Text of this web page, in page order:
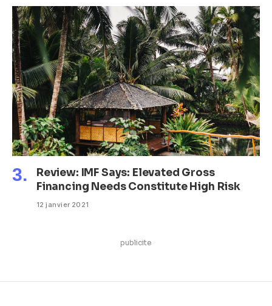
Review: IMF Says: Elevated Gross
Financing Needs Constitute High Risk
12 janvier 2021
publicite